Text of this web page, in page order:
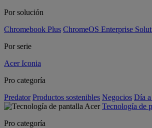
Por solución
Chromebook Plus ChromeOS Enterprise
Por serie
Acer Iconia
Pro categoría
Predator Productos sostenibles Negocios Día
Tecnología de
Pro categoría